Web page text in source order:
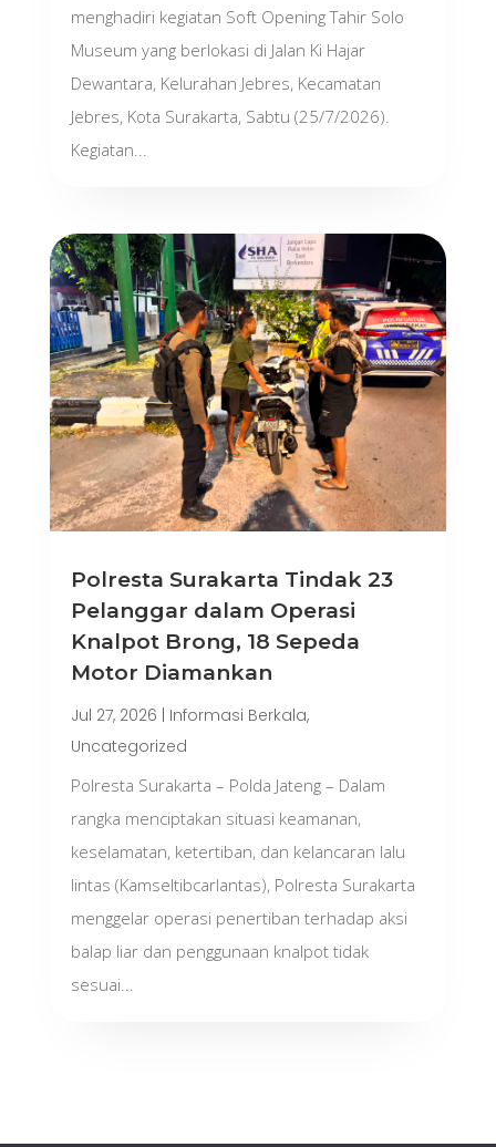
menghadiri kegiatan Soft Opening Tahir Solo
Museum yang berlokasi di Jalan Ki Hajar
Dewantara, Kelurahan Jebres, Kecamatan
Jebres, Kota Surakarta, Sabtu (25/7/2026).
Kegiatan...
Polresta Surakarta Tindak 23
Pelanggar dalam Operasi
Knalpot Brong, 18 Sepeda
Motor Diamankan
Jul 27, 2026 | Informasi Berkala,
Uncategorized
Polresta Surakarta – Polda Jateng – Dalam
rangka menciptakan situasi keamanan,
keselamatan, ketertiban, dan kelancaran lalu
lintas (Kamseltibcarlantas), Polresta Surakarta
menggelar operasi penertiban terhadap aksi
balap liar dan penggunaan knalpot tidak
sesuai...